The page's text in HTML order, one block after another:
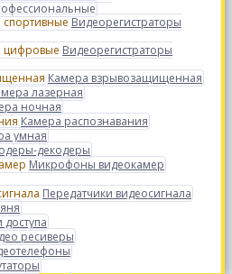
Видеорегистраторы
Видеорегистраторы
Камера взрывозащищенная
лазерная
ночная
Камера распознавания
умная
декодеры
Микрофоны видеокамер
Передатчики видеосигнала
доступа
ресиверы